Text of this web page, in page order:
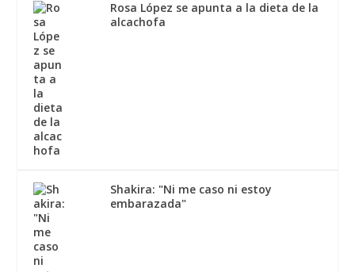
Rosa López se apunta a la dieta de la
alcachofa
Shakira: "Ni me caso ni estoy
embarazada"